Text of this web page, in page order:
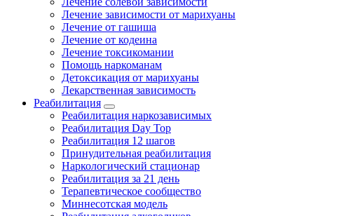
Лечение зависимости от марихуаны
Лечение от гашиша
Лечение от кодеина
Лечение токсикомании
Помощь наркоманам
Детоксикация от марихуаны
Лекарственная зависимость
Реабилитация
Реабилитация наркозависимых
Реабилитация Day Top
Реабилитация 12 шагов
Принудительная реабилитация
Наркологический стационар
Реабилитация за 21 день
Терапевтическое сообщество
Миннесотская модель